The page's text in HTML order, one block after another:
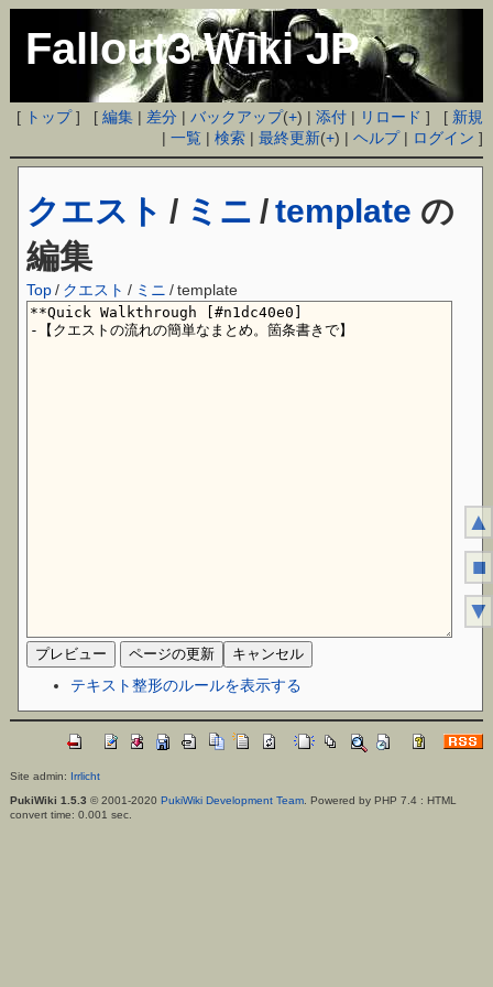
Fallout3 Wiki JP
[ トップ] [編集 | 差分 |バックアップ(+) |添付 | リロード ] [ 新規
|一覧 |検索 |最終更新(+) |ヘルプ| ログイン ]
クエスト / ミニ /template の
編集
Top / クエスト / ミニ / template
テキスト整形のルールを表示する
Site admin: Irrlicht
PukiWiki 1.5.3 © 2001-2020 PukiWiki Development Team. Powered by PHP 7.4 : HTML
convert time: 0.001 sec.
▲
■
▼